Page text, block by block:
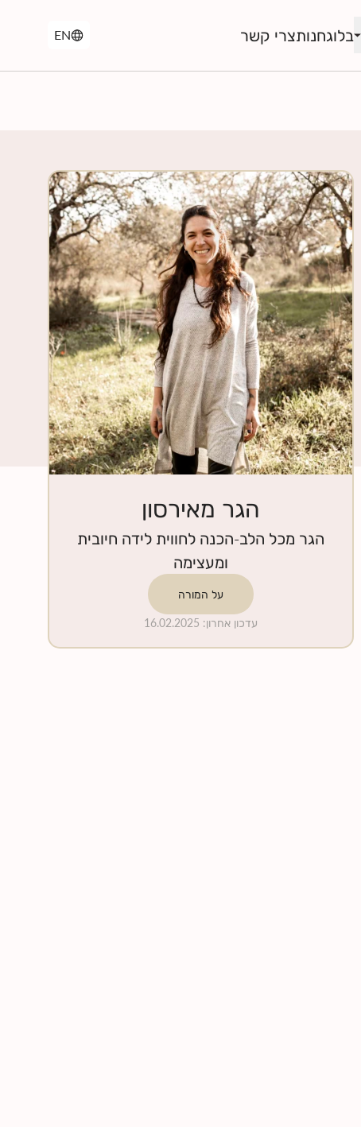
בלוגחנותצרי קשר EN
הגר מאירסון
הגר מכל הלב-הכנה לחווית לידה חיובית
ומעצימה
על המורה
עדכון אחרון:
16.02.2025